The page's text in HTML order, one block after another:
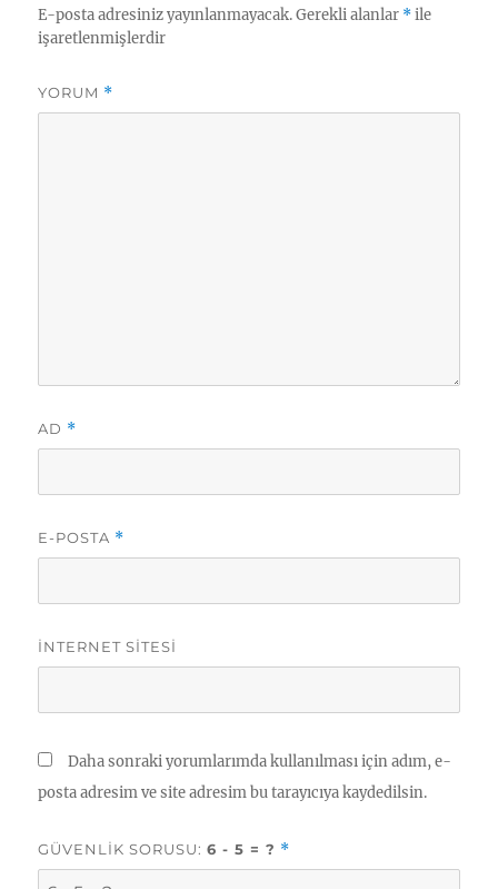
E-posta adresiniz yayınlanmayacak. Gerekli alanlar *ile
işaretlenmişlerdir
YORUM *
AD *
E-POSTA *
İNTERNET SITESI
Daha sonraki yorumlarımda kullanılması için adım, e-
posta adresim ve site adresim bu tarayıcıya kaydedilsin.
GÜVENLIK SORUSU:6 - 5 = ? *